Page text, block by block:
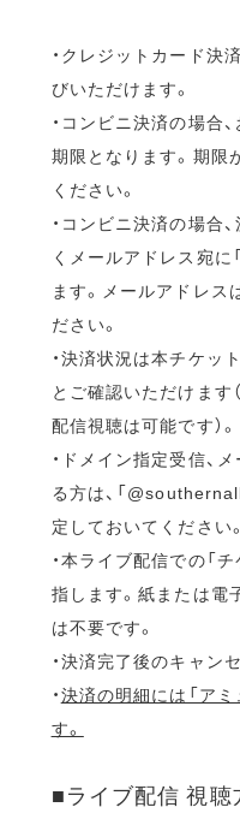
・クレジットカード決
びいただけます。
・コンビニ決済の場合
期限となります。期限
ください。
・コンビニ決済の場合
くメールアドレス宛に
ます。メールアドレス
ださい。
・決済状況は本チケッ
とご確認いただけます
配信視聴は可能です）。
・ドメイン指定受信、
る方は、「
定しておいてください。
・本ライブ配信での「
指します。紙または電
は不要です。
・決済完了後のキャン
・決済の明細には「ア
す。
■ライブ配信 視聴